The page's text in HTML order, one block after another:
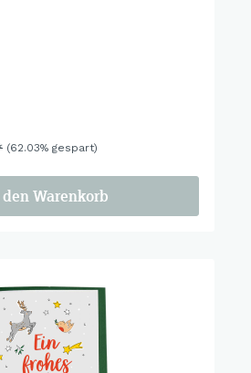
(62.03% gespart)
Warenkorb